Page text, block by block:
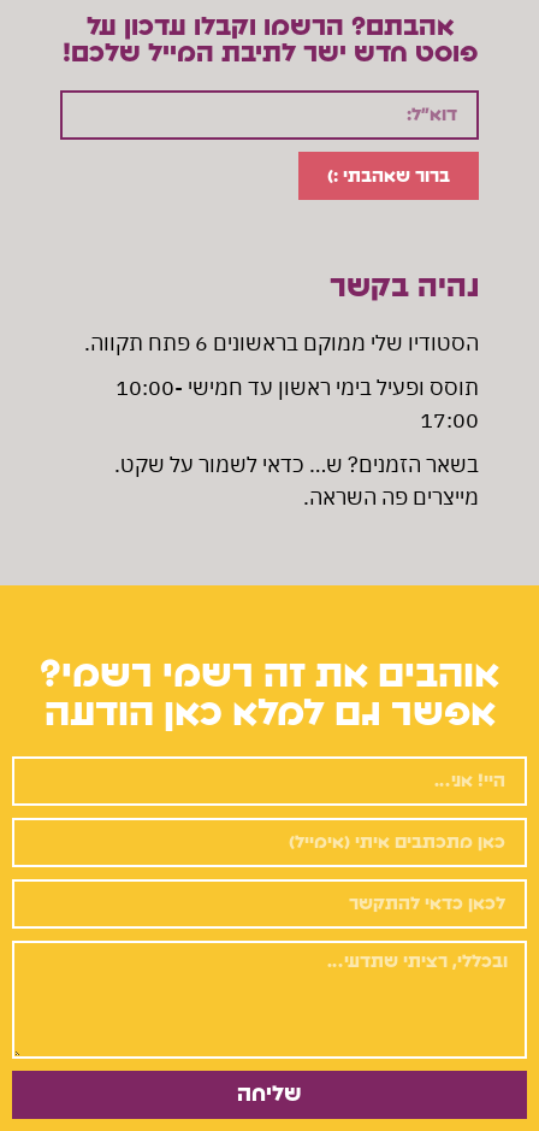
אהבתם? הרשמו וקבלו עדכון על
פוסט חדש ישר לתיבת המייל שלכם!
ברור שאהבתי :)
נהיה בקשר
הסטודיו שלי ממוקם בראשונים 6 פתח תקווה
.
תוסס ופעיל בימי ראשון עד חמישי 10:00-
17:00
בשאר הזמנים? ש… כדאי לשמור על שקט.
מייצרים פה השראה.
אוהבים את זה רשמי רשמי?
אפשר גם למלא כאן הודעה
שליחה